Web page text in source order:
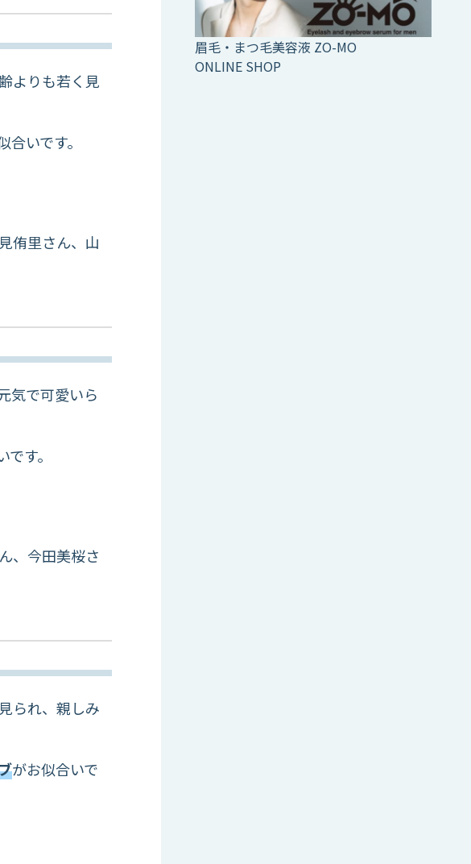
よりも若く見
いです。
侑里さん、山
気で可愛いら
す。
、今田美桜さ
られ、親しみ
がお似合いで
眉毛・まつ毛美容液 ZO-MO
ONLINE SHOP